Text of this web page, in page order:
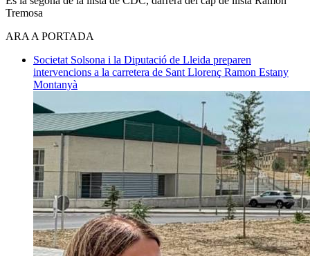
Tremosa
ARA A PORTADA
Societat Solsona i la Diputació de Lleida preparen
intervencions a la carretera de Sant Llorenç Ramon Estany
Montanyà